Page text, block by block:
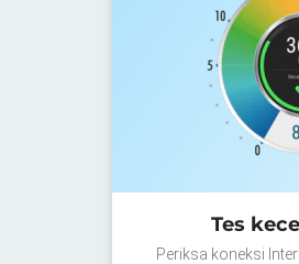
Tes
Periksa koneksi